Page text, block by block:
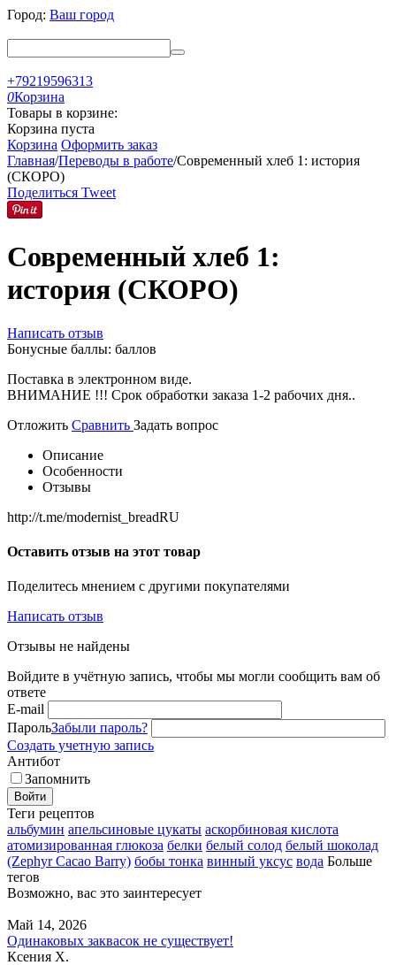
Город: Ваш город
+79219596313
0Корзина
Товары в корзине:
Корзина пуста
Корзина Оформить заказ
Главная/Переводы в работе/Современный хлеб 1: история
(СКОРО)
Поделиться Tweet
Современный хлеб 1:
история (СКОРО)
Написать отзыв
Бонусные баллы: баллов
Поставка в электронном виде.
ВНИМАНИЕ !!! Срок обработки заказа 1-2 рабочих дня..
Отложить Сравнить Задать вопрос
Описание
Особенности
Отзывы
http://t.me/modernist_breadRU
Оставить отзыв на этот товар
Поделитесь мнением с другими покупателями
Написать отзыв
Отзывы не найдены
Войдите в учётную запись, чтобы мы могли сообщить вам об
ответе
E-mail
ПарольЗабыли пароль?
Создать учетную запись
Антибот
Запомнить
Войти
Теги рецептов
альбумин апельсиновые цукаты аскорбиновая кислота
атомизированная глюкоза белки белый солод белый шоколад
(Zephyr Cacao Barry) бобы тонка винный уксус вода Больше
тегов
Возможно, вас это заинтересует
Май 14, 2026
Одинаковых заквасок не существует!
Ксения Х.